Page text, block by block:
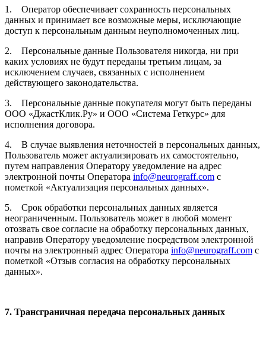
1. Оператор обеспечивает сохранность персональных
данных и принимает все возможные меры, исключающие
доступ к персональным данным неуполномоченных лиц.
2. Персональные данные Пользователя никогда, ни при
каких условиях не будут переданы третьим лицам, за
исключением случаев, связанных с исполнением
действующего законодательства.
3. Персональные данные покупателя могут быть переданы
ООО «ДжастКлик.Ру» и ООО «Система Геткурс» для
исполнения договора.
4. В случае выявления неточностей в персональных данных,
Пользователь может актуализировать их самостоятельно,
путем направления Оператору уведомление на адрес
электронной почты Оператора info@neurograff.com с
пометкой «Актуализация персональных данных».
5. Срок обработки персональных данных является
неограниченным. Пользователь может в любой момент
отозвать свое согласие на обработку персональных данных,
направив Оператору уведомление посредством электронной
почты на электронный адрес Оператора info@neurograff.com с
пометкой «Отзыв согласия на обработку персональных
данных».
7. Трансграничная передача персональных данных